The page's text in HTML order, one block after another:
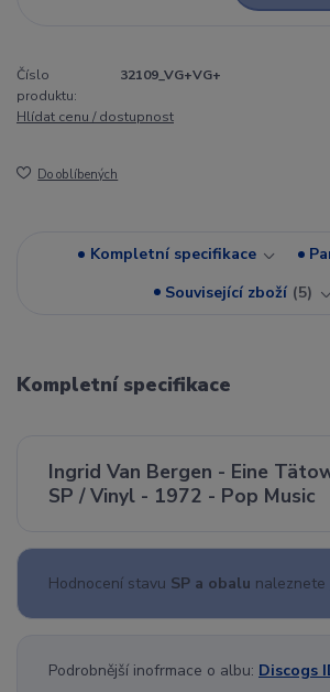
Číslo
produktu:
32109_VG+VG+
Hlídat cenu / dostupnost
Do oblíbených
Kompletní specifikace
Související zboží 5
Kompletní specifikace
Ingrid Van Bergen - Eine
SP / Vinyl - 1972 - Pop Music
Hodnocení stavu SP a obalu naleznete
Podrobnější inofrmace o albu: Discogs